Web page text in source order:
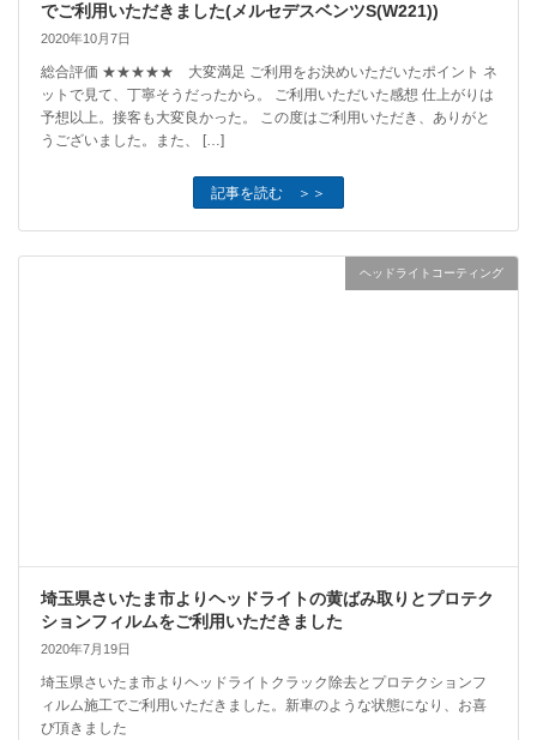
でご利用いただきました(メルセデスベンツS(W221))
2020年10月7日
総合評価 ★★★★★ 大変満足 ご利用をお決めいただいたポイント ネ
ットで見て、丁寧そうだったから。 ご利用いただいた感想 仕上がりは
予想以上。接客も大変良かった。 この度はご利用いただき、ありがと
うございました。また、 […]
記事を読む ＞＞
ヘッドライトコーティング
埼玉県さいたま市よりヘッドライトの黄ばみ取りとプロテク
ションフィルムをご利用いただきました
2020年7月19日
埼玉県さいたま市よりヘッドライトクラック除去とプロテクションフ
ィルム施工でご利用いただきました。新車のような状態になり、お喜
び頂きました